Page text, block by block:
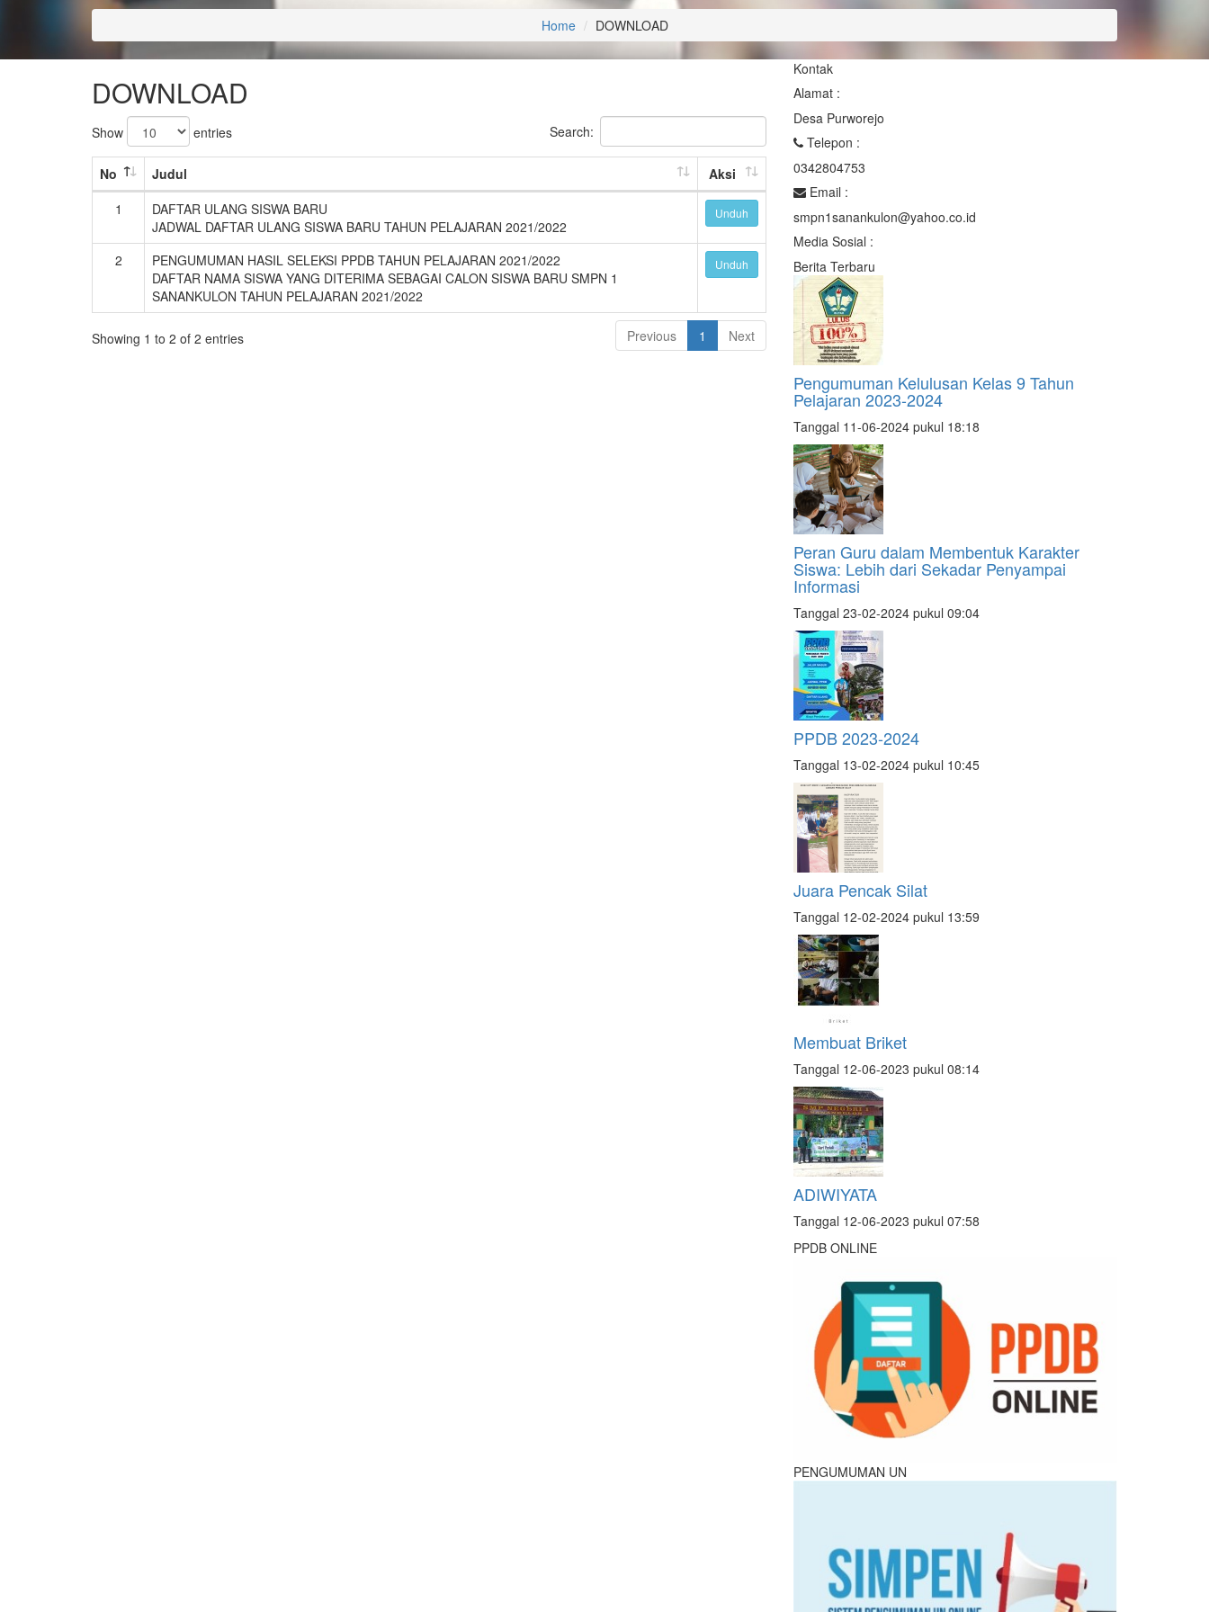
Home DOWNLOAD
DOWNLOAD
Show entries Search:
No Judul
Aksi
1
DAFTAR ULANG SISWA BARU
JADWAL DAFTAR ULANG SISWA BARU TAHUN PELAJARAN 2021/2022
Unduh
2
PENGUMUMAN HASIL SELEKSI PPDB TAHUN PELAJARAN 2021/2022
DAFTAR NAMA SISWA YANG DITERIMA SEBAGAI CALON SISWA BARU SMPN 1
SANANKULON TAHUN PELAJARAN 2021/2022
Unduh
Showing 1 to 2 of 2 entries Previous 1 Next
Kontak
Alamat :
Desa Purworejo
Telepon :
0342804753
Email :
smpn1sanankulon@yahoo.co.id
Media Sosial :
Berita Terbaru
Pengumuman Kelulusan Kelas 9 Tahun
Pelajaran 2023-2024
Tanggal 11-06-2024 pukul 18:18
Peran Guru dalam Membentuk Karakter
Siswa: Lebih dari Sekadar Penyampai
Informasi
Tanggal 23-02-2024 pukul 09:04
PPDB 2023-2024
Tanggal 13-02-2024 pukul 10:45
Juara Pencak Silat
Tanggal 12-02-2024 pukul 13:59
Membuat Briket
Tanggal 12-06-2023 pukul 08:14
ADIWIYATA
Tanggal 12-06-2023 pukul 07:58
PPDB ONLINE
PENGUMUMAN UN